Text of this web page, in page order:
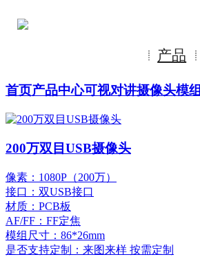
产品
首页产品中心可视对讲摄像头模组
200万双目USB摄像头
像素：1080P（200万）
接口：双USB接口
材质：PCB板
AF/FF：FF定焦
模组尺寸：86*26mm
是否支持定制：来图来样 按需定制